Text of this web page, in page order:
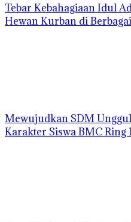
Tebar Kebahagiaan Idul
Hewan Kurban di
Mewujudkan SDM
Karakter Siswa BMC Ring